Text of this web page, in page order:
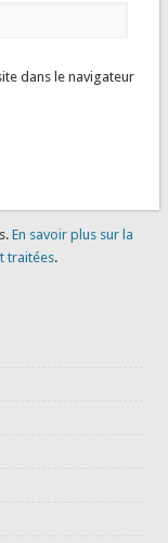
dans le navigateur
En savoir plus sur la
traitées.